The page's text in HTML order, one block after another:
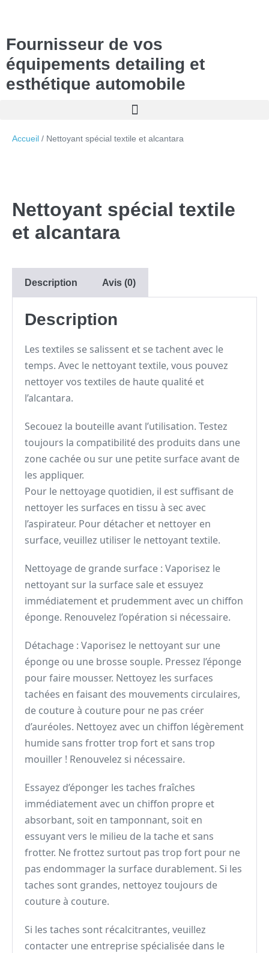
Fournisseur de vos
équipements detailing et
esthétique automobile
Accueil / Nettoyant spécial textile et alcantara
Nettoyant spécial textile
et alcantara
Description Avis (0)
Description
Les textiles se salissent et se tachent avec le
temps. Avec le nettoyant textile, vous pouvez
nettoyer vos textiles de haute qualité et
l’alcantara.
Secouez la bouteille avant l’utilisation. Testez
toujours la compatibilité des produits dans une
zone cachée ou sur une petite surface avant de
les appliquer.
Pour le nettoyage quotidien, il est suffisant de
nettoyer les surfaces en tissu à sec avec
l’aspirateur. Pour détacher et nettoyer en
surface, veuillez utiliser le nettoyant textile.
Nettoyage de grande surface : Vaporisez le
nettoyant sur la surface sale et essuyez
immédiatement et prudemment avec un chiffon
éponge. Renouvelez l’opération si nécessaire.
Détachage : Vaporisez le nettoyant sur une
éponge ou une brosse souple. Pressez l’éponge
pour faire mousser. Nettoyez les surfaces
tachées en faisant des mouvements circulaires,
de couture à couture pour ne pas créer
d’auréoles. Nettoyez avec un chiffon légèrement
humide sans frotter trop fort et sans trop
mouiller ! Renouvelez si nécessaire.
Essayez d’éponger les taches fraîches
immédiatement avec un chiffon propre et
absorbant, soit en tamponnant, soit en
essuyant vers le milieu de la tache et sans
frotter. Ne frottez surtout pas trop fort pour ne
pas endommager la surface durablement. Si les
taches sont grandes, nettoyez toujours de
couture à couture.
Si les taches sont récalcitrantes, veuillez
contacter une entreprise spécialisée dans le